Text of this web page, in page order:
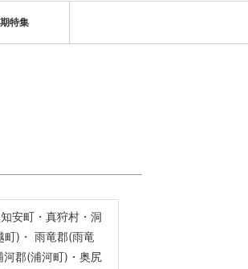
特集
安町・真狩村・洞
町)・ 雨竜郡(雨竜
河郡(浦河町)・奥尻